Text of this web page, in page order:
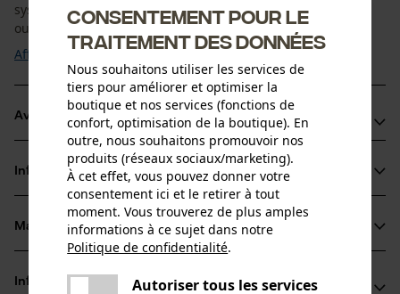
système de fixation rapide à une main, et la butée peut en
outre être réglée en continu. Ne peut être ...
Afficher plus
Avantages du produit
Montage simple et rapide sur la tronçonneuse
Sciez votre bois sans marquer préalablement le tronc
Le Kolibri 100-v s'enlève facilement sans retirer la
tronçonneuse
Informations sur le produit
Détails du produit
Type dactivité
Matériau & entretien
Informations fabricant
Consentement pour le
traitement des données
Nous souhaitons utiliser les services de
tiers pour améliorer et optimiser la
boutique et nos services (fonctions de
confort, optimisation de la boutique). En
outre, nous souhaitons promouvoir nos
produits (réseaux sociaux/marketing).
À cet effet, vous pouvez donner votre
consentement ici et le retirer à tout
moment. Vous trouverez de plus amples
informations à ce sujet dans notre
Politique de confidentialité.
Autoriser tous les services
Une erreur s'est produite. Veuillez
partager